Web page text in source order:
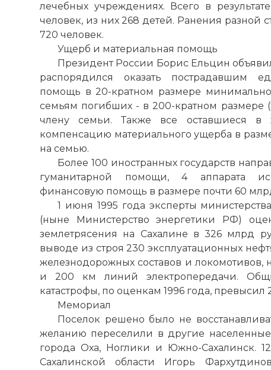
лечебных учреждениях. Всего в
человек, из них 268 детей. Ранения разной
720 человек.
Ущерб и материальная помощь
Президент России Борис Ельцин
распорядился оказать пострадавшим
помощь в 20-кратном размере
семьям погибших - в 200-кратном размере
члену семьи. Также все оставшиеся в
компенсацию материального ущерба в
на семью.
Более 100 иностранных государств
гуманитарной помощи, 4 аппарата
финансовую помощь в размере почти 60
1 июня 1995 года эксперты
(ныне Министерство энергетики РФ)
землетрясения на Сахалине в 326 млрд
выводе из строя 230 эксплуатационных
железнодорожных составов и
и 200 км линий электропередачи.
катастрофы, по оценкам 1996 года, превысил
Мемориал
Поселок решено было не
желанию переселили в другие
города Оха, Ноглики и Южно-Сахалинск. 12
Сахалинской области Игорь